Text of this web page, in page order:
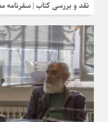
نقد و بررسی کتاب | سفرنامه